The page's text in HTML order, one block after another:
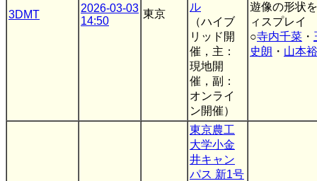
3DMT
2026-03-03
14:50
東京
ル
（ハイブ
リッド開
催，主：
現地開
催，副：
オンライ
ン開催）
遊像の形状
ィスプレイ
○寺内千菜 ・
史朗 ・ 山本
東京農工
大学小金
井キャン
パス 新1号